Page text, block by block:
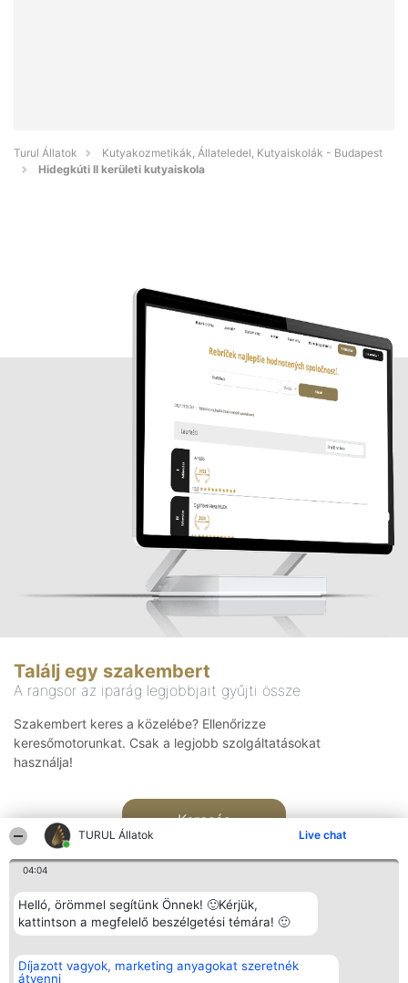
TURUL Állatok Live chat
04:04
Helló, örömmel segítünk Önnek! 🙂Kérjük,
kattintson a megfelelő beszélgetési témára! 🙂
Díjazott vagyok, marketing anyagokat szeretnék
átvenni
Turul Állatok
Kutyakozmetikák, Állateledel, Kutyaiskolák - Budapest
Hidegkúti II kerületi kutyaiskola
Találj egy szakembert
A rangsor az iparág legjobbjait gyűjti össze
Szakembert keres a közelébe? Ellenőrizze
keresőmotorunkat. Csak a legjobb szolgáltatásokat
használja!
Keresés
Rangsorszervező
SC Beautiful Company S.R.L.
Bulevardul Aleea Timișul De
Népszavazás
Nyertesek
Elérhetőség
Elérhetőség